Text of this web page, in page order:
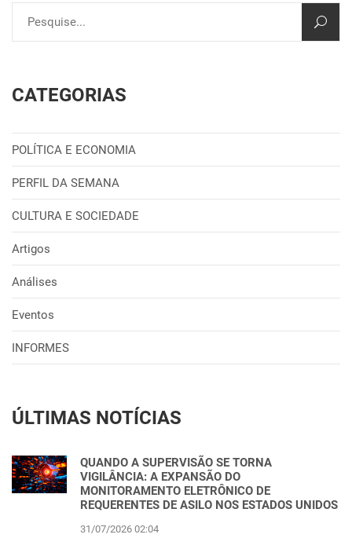
CATEGORIAS
POLÍTICA E ECONOMIA
PERFIL DA SEMANA
CULTURA E SOCIEDADE
Artigos
Análises
Eventos
INFORMES
ÚLTIMAS NOTÍCIAS
QUANDO A SUPERVISÃO SE TORNA
VIGILÂNCIA: A EXPANSÃO DO
MONITORAMENTO ELETRÔNICO DE
REQUERENTES DE ASILO NOS ESTADOS UNIDOS
31/07/2026 02:04